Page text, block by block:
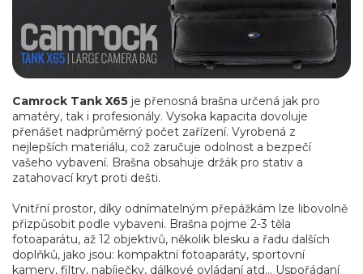
Camrock Tank X65 je přenosná brašna určená jak pro
amatéry, tak i profesionály. Vysoka kapacita dovoluje
přenášet nadprůměrný počet zařízení. Vyrobená z
nejlepších materiálu, což zaručuje odolnost a bezpečí
vašeho vybavení. Brašna obsahuje držák pro stativ a
zatahovací kryt proti dešti.
Vnitřní prostor, díky odnímatelným přepážkám lze libovolně
přizpůsobit podle vybaveni. Brašna pojme 2-3 těla
fotoaparátu, až 12 objektivů, několik blesku a řadu dalších
doplňků, jako jsou: kompaktní fotoaparáty, sportovní
kamery, filtry, nabíječky, dálkové ovládaní atd... Uspořádaní